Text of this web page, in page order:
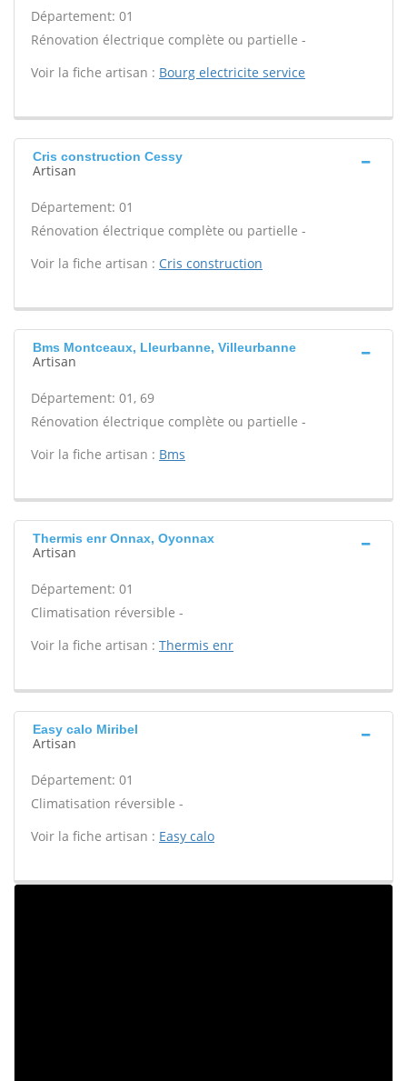
Département: 01
Rénovation électrique complète ou partielle -
Voir la fiche artisan : Bourg electricite service
Cris construction Cessy
Artisan
Département: 01
Rénovation électrique complète ou partielle -
Voir la fiche artisan : Cris construction
Bms Montceaux, Lleurbanne, Villeurbanne
Artisan
Département: 01, 69
Rénovation électrique complète ou partielle -
Voir la fiche artisan : Bms
Thermis enr Onnax, Oyonnax
Artisan
Département: 01
Climatisation réversible -
Voir la fiche artisan : Thermis enr
Easy calo Miribel
Artisan
Département: 01
Climatisation réversible -
Voir la fiche artisan : Easy calo